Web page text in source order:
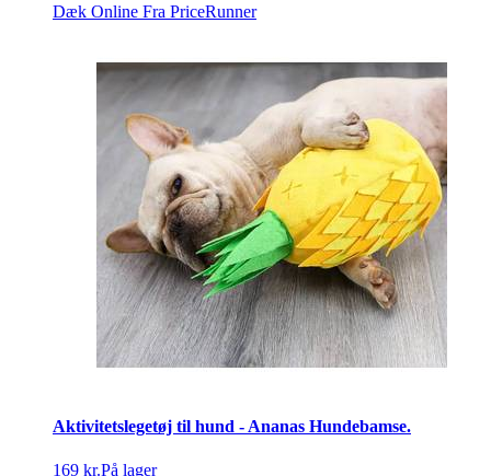
Dæk Online Fra PriceRunner
Aktivitetslegetøj til hund - Ananas Hundebamse.
169 kr.På lager